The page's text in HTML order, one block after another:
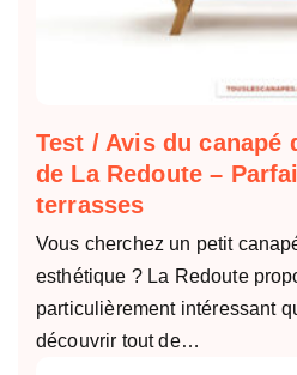
Test / Avis du canapé
de La Redoute –
terrasses
Vous cherchez un petit
esthétique ? La Redoute
particulièrement intéressant
découvrir tout de…